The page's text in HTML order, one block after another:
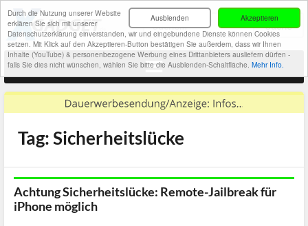
Akzeptieren
Ausblenden
Durch die Nutzung unserer Website
erklären Sie sich mit unserer
Datenschutzerklärung einverstanden, wir und eingebundene Dienste können Cookies
setzen. Mit Klick auf den Akzeptieren-Button bestätigen Sie außerdem, dass wir Ihnen
Inhalte (YouTube) & personenbezogene Werbung eines Drittanbieters ausliefern dürfen -
falls Sie dies nicht wünschen, wählen Sie bitte die Ausblenden-Schaltfläche. Mehr Info.
Tag: Sicherheitslücke
Achtung Sicherheitslücke: Remote-Jailbreak für
iPhone möglich